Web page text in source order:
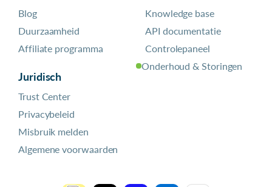
Blog
Duurzaamheid
Affiliate programma
Juridisch
Trust Center
Privacybeleid
Misbruik melden
Algemene voorwaarden
Knowledge base
API documentatie
Controlepaneel
Onderhoud & Storingen